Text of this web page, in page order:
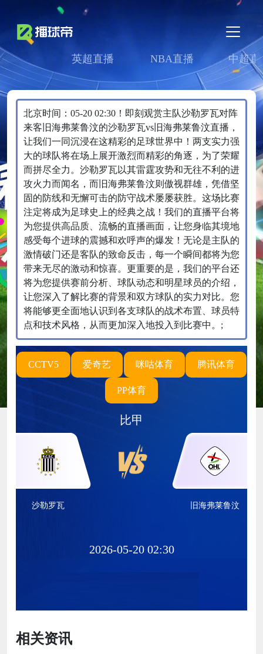
英超直播 NBA直播 中超直
北京时间：05-20 02:30！即刻观赏主队沙勒罗瓦对阵
来客旧海弗莱鲁汶的沙勒罗瓦vs旧海弗莱鲁汶直播，
让我们一同沉浸在这精彩的足球世界中！两支实力强
大的球队将在场上展开激烈而精彩的角逐，为了荣耀
而拼尽全力。沙勒罗瓦以其雷霆攻势和无往不利的进
攻火力而闻名，而旧海弗莱鲁汶则傲视群雄，凭借坚
固的防线和无懈可击的防守战术屡屡获胜。这场比赛
注定将成为足球史上的经典之战！我们的直播平台将
为您提供高品质、流畅的直播画面，让您身临其境地
感受每个进球的震撼和欢呼声的爆发！无论是主队的
激情破门还是客队的致命反击，每一个瞬间都将为您
带来无尽的激动和惊喜。更重要的是，我们的平台还
将为您提供赛前分析、球队动态和明星球员的介绍，
让您深入了解比赛的背景和双方球队的实力对比。您
将能够更全面地认识到各支球队的战术布置、球员特
点和技术风格，从而更加深入地投入到比赛中。;
CCTV5 爱奇艺 咪咕体育 腾讯体育
PP体育
比甲
沙勒罗瓦 旧海弗莱鲁汶
2026-05-20 02:30
相关资讯